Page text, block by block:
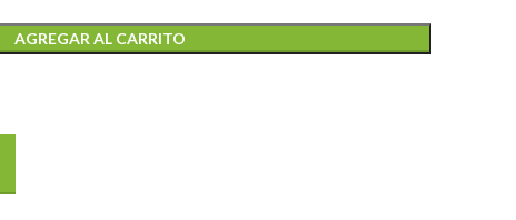
AGREGAR AL CARRITO